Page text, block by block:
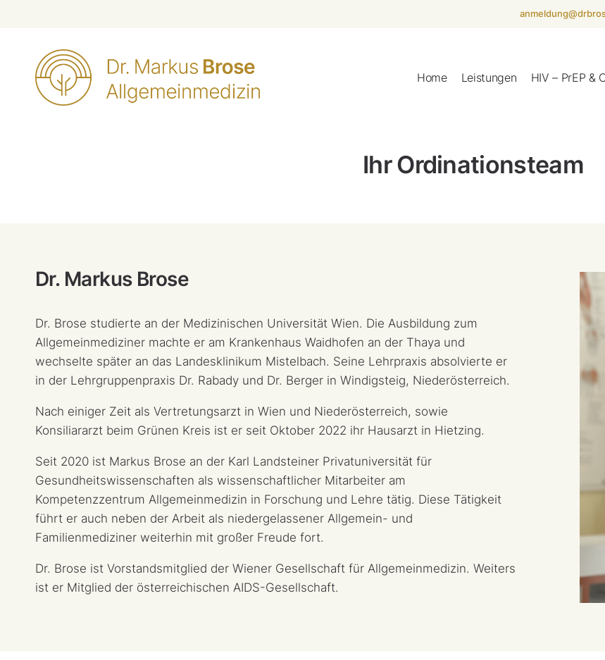
Home Leistungen HIV – PrEP &
Ihr Ordinationsteam
Dr. Markus Brose
Dr. Brose studierte an der Medizinischen Universität Wien. Die Ausbildung zum
Allgemeinmediziner machte er am Krankenhaus Waidhofen an der Thaya und
wechselte später an das Landesklinikum Mistelbach. Seine Lehrpraxis absolvierte er
in der Lehrgruppenpraxis Dr. Rabady und Dr. Berger in Windigsteig, Niederösterreich.
Nach einiger Zeit als Vertretungsarzt in Wien und Niederösterreich, sowie
Konsiliararzt beim Grünen Kreis ist er seit Oktober 2022 ihr Hausarzt in Hietzing.
Seit 2020 ist Markus Brose an der Karl Landsteiner Privatuniversität für
Gesundheitswissenschaften als wissenschaftlicher Mitarbeiter am
Kompetenzzentrum Allgemeinmedizin in Forschung und Lehre tätig. Diese Tätigkeit
führt er auch neben der Arbeit als niedergelassener Allgemein- und
Familienmediziner weiterhin mit großer Freude fort.
Dr. Brose ist Vorstandsmitglied der Wiener Gesellschaft für Allgemeinmedizin. Weiters
ist er Mitglied der österreichischen AIDS-Gesellschaft.